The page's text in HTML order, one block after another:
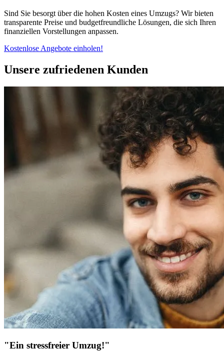
Sind Sie besorgt über die hohen Kosten eines Umzugs? Wir bieten
transparente Preise und budgetfreundliche Lösungen, die sich Ihren
finanziellen Vorstellungen anpassen.
Kostenlose Angebote einholen!
Unsere zufriedenen Kunden
"Ein stressfreier Umzug!"